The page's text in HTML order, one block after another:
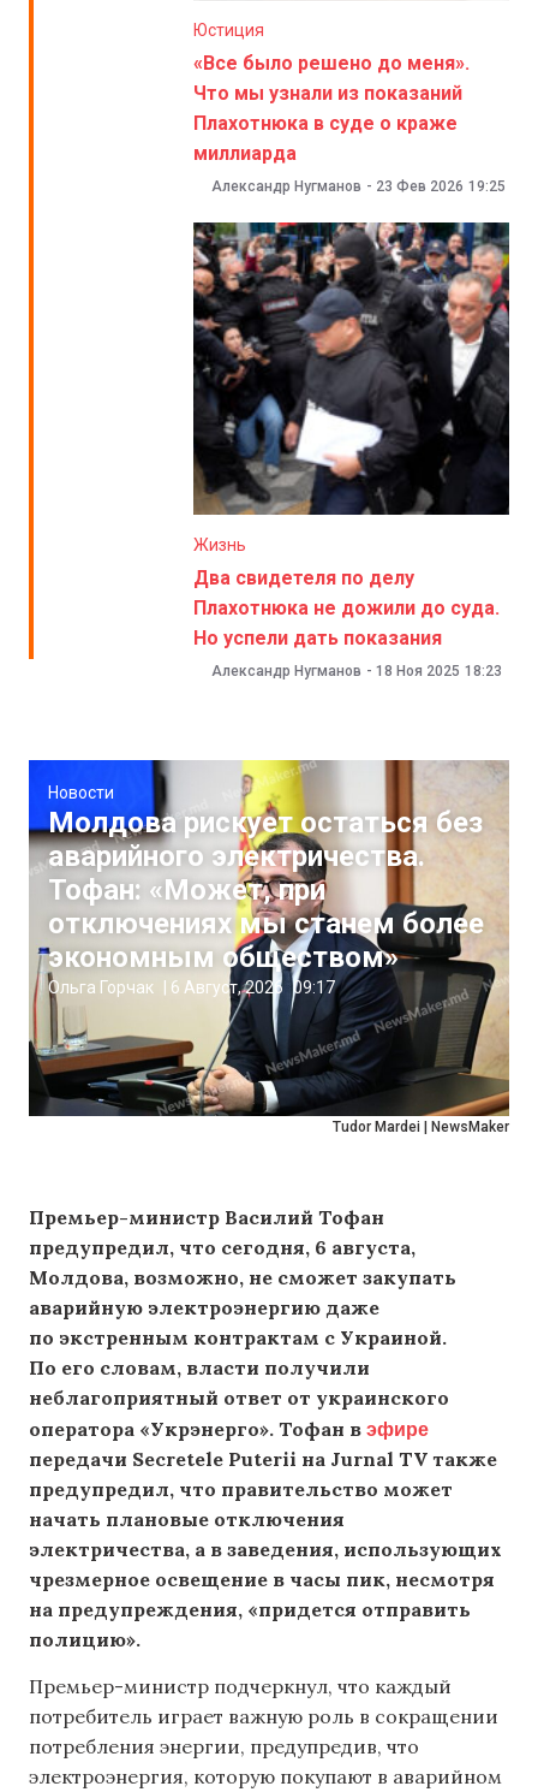
Юстиция
«Все было решено до меня».
Что мы узнали из показаний
Плахотнюка в суде о краже
миллиарда
Александр Нугманов - 23 Фев 2026 19:25
Жизнь
Два свидетеля по делу
Плахотнюка не дожили до суда.
Но успели дать показания
Александр Нугманов - 18 Ноя 2025 18:23
Tudor Mardei | NewsMaker
Новости
Молдова рискует остаться без
аварийного электричества.
Тофан: «Может, при
отключениях мы станем более
экономным обществом»
Ольга Горчак | 6 Август, 2026 09:17
Премьер-министр Василий Тофан
предупредил, что сегодня, 6 августа,
Молдова, возможно, не сможет закупать
аварийную электроэнергию даже
по экстренным контрактам с Украиной.
По его словам, власти получили
неблагоприятный ответ от украинского
оператора «Укрэнерго». Тофан в эфире
передачи Secretele Puterii на Jurnal TV также
предупредил, что правительство может
начать плановые отключения
электричества, а в заведения, использующих
чрезмерное освещение в часы пик, несмотря
на предупреждения, «придется отправить
полицию».
Премьер-министр подчеркнул, что каждый
потребитель играет важную роль в сокращении
потребления энергии, предупредив, что
электроэнергия, которую покупают в аварийном